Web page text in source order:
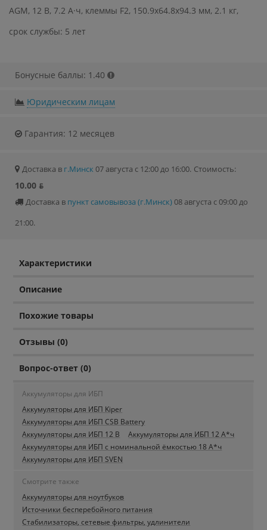
AGM, 12 В, 7.2 А·ч, клеммы F2, 150.9x64.8x94.3 мм, 2.1 кг,
срок службы: 5 лет
Бонусные баллы: 1.40
Юридическим лицам
Гарантия: 12 месяцев
Доставка в г.Минск 07 августа с 12:00 до 16:00. Стоимость:
10.00 ƃ
Доставка в пункт самовывоза (г.Минск)08 августа с 09:00 до
21:00.
Характеристики
Описание
Похожие товары
Отзывы (0)
Вопрос-ответ (0)
Аккумуляторы для ИБП
Аккумуляторы для ИБП Kiper
Аккумуляторы для ИБП CSB Battery
Аккумуляторы для ИБП 12 В
Аккумуляторы для ИБП 12 А*ч
Аккумуляторы для ИБП с номинальной ёмкостью 18 А*ч
Аккумуляторы для ИБП SVEN
Смотрите также
Аккумуляторы для ноутбуков
Источники бесперебойного питания
Стабилизаторы, сетевые фильтры, удлинители